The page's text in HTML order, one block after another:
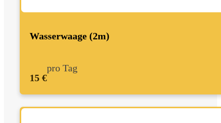
Wasserwaage (2m)
15 €
pro Tag